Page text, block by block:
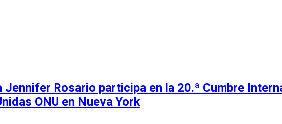
Jennifer Rosario participa en la 20.ª Cumbre
ONU en Nueva York